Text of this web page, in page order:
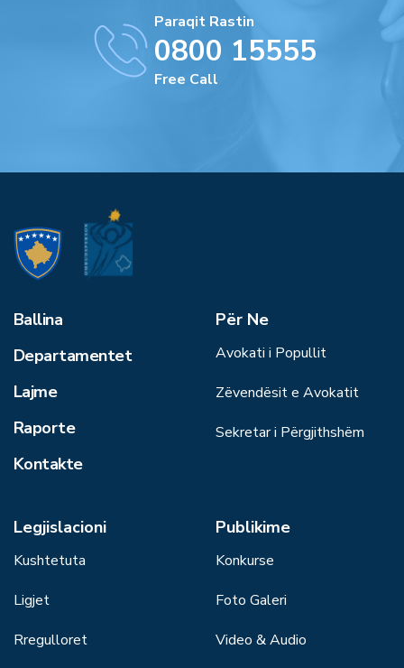
Paraqit Rastin
0800 15555
Free Call
Ballina
Departamentet
Lajme
Raporte
Kontakte
Për Ne
Avokati i Popullit
Zëvendësit e Avokatit
Sekretar i Përgjithshëm
Legjislacioni
Kushtetuta
Ligjet
Rregulloret
Publikime
Konkurse
Foto Galeri
Video & Audio